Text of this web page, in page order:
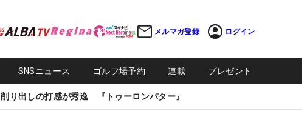
メルマガ登録 ログイン
SNSニュース ゴルフ場予約 連載 プレゼント
削り出しの打感が秀逸 『トゥーロンパター』